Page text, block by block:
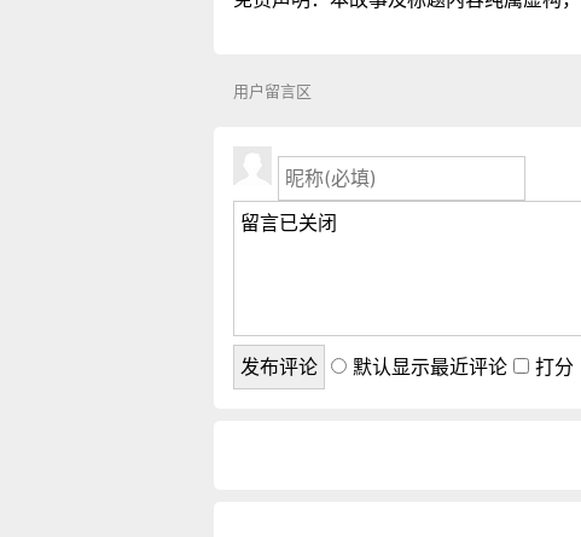
用户留言区
默认显示最近评论 打分